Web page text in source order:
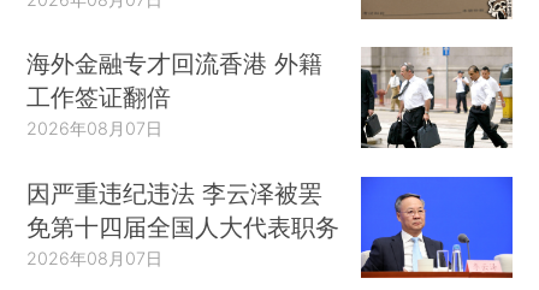
海外金融专才回流香港 外籍
工作签证翻倍
2026年08月07日
因严重违纪违法 李云泽被罢
免第十四届全国人大代表职务
2026年08月07日